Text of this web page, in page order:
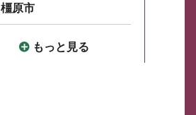
橿原市
もっと見る